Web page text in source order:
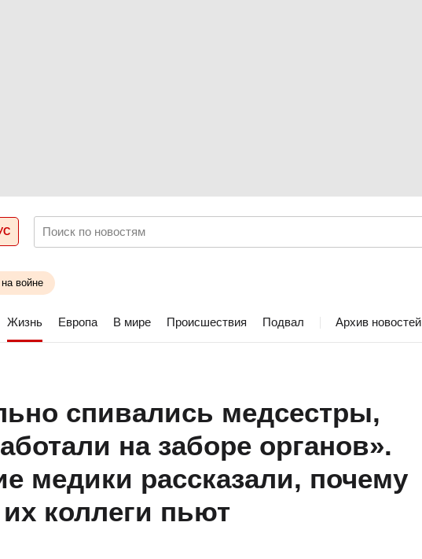
войне
Жизнь Европа В мире Происшествия Подвал Архив новостей
спивались медсестры,
на заборе органов».
медики рассказали, почему
коллеги пьют